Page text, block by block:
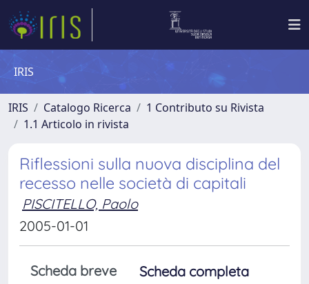
IRIS
IRIS Catalogo Ricerca
1 Contributo su Rivista
1.1 Articolo in rivista
Riflessioni sulla nuova disciplina del
recesso nelle società di capitali
PISCITELLO, Paolo
2005-01-01
Scheda breve
Scheda completa